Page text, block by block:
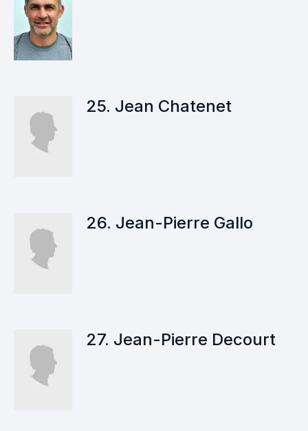
25. Jean Chatenet
26. Jean-Pierre Gallo
27. Jean-Pierre Decourt